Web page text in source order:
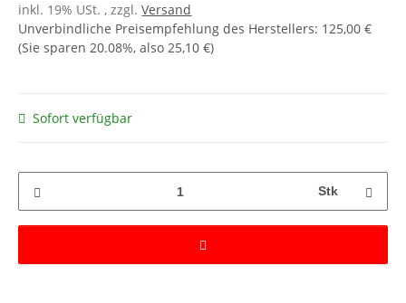
inkl. 19% USt. , zzgl.Versand
Unverbindliche Preisempfehlung des Herstellers: 125,00 €
(Sie sparen20.08%, also25,10 €)
Sofort verfügbar
Stk